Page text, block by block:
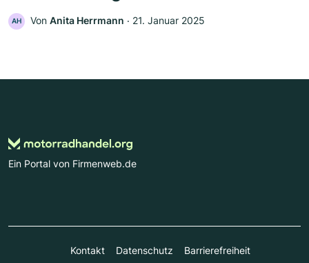
AH Von Anita Herrmann ‧ 21. Januar 2025
Ein Portal von Firmenweb.de
Kontakt Datenschutz Barrierefreiheit